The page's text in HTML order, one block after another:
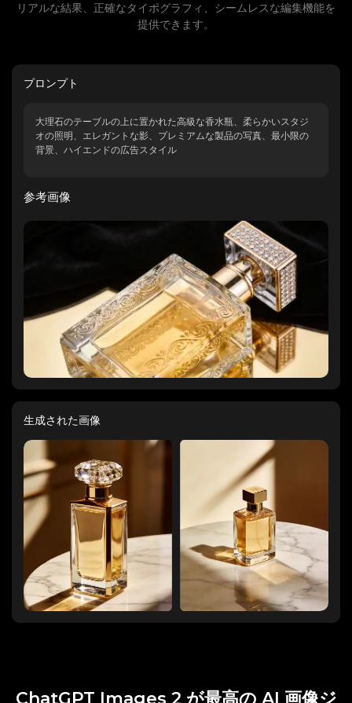
リアルな結果、正確なタイポグラフィ、シームレスな編集機能を
提供できます。
プロンプト
大理石のテーブルの上に置かれた高級な香水瓶、柔らかいスタジ
オの照明、エレガントな影、プレミアムな製品の写真、最小限の
背景、ハイエンドの広告スタイル
参考画像
生成された画像
ChatGPT Images 2 が最高の AI 画像ジ